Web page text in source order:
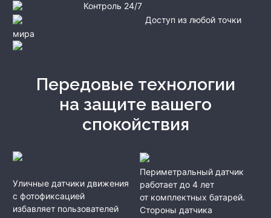
Контроль 24/7
Доступ из любой точки
мира
Передовые технологии
на защите вашего
спокойствия
Уличные датчики движения
с фотофиксацией
избавляет пользователей
Периметральный датчик
работает до 4 лет
от комплектных батарей.
Стороны датчика